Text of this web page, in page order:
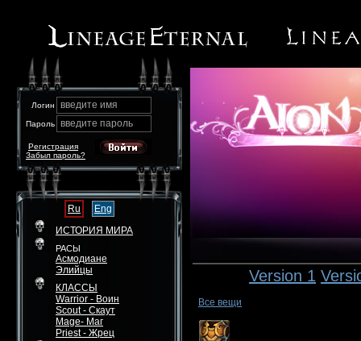
Логин введите имя
Пароль введите пароль
Забыл пароль?
Регистрация
Ru
Eng
ИСТОРИЯ МИРА
РАСЫ
Асмодиане
Элийцы
КЛАССЫ
Warrior - Воин
Scout - Скаут
Mage- Маг
Priest - Жрец
Version 1
Все вещи